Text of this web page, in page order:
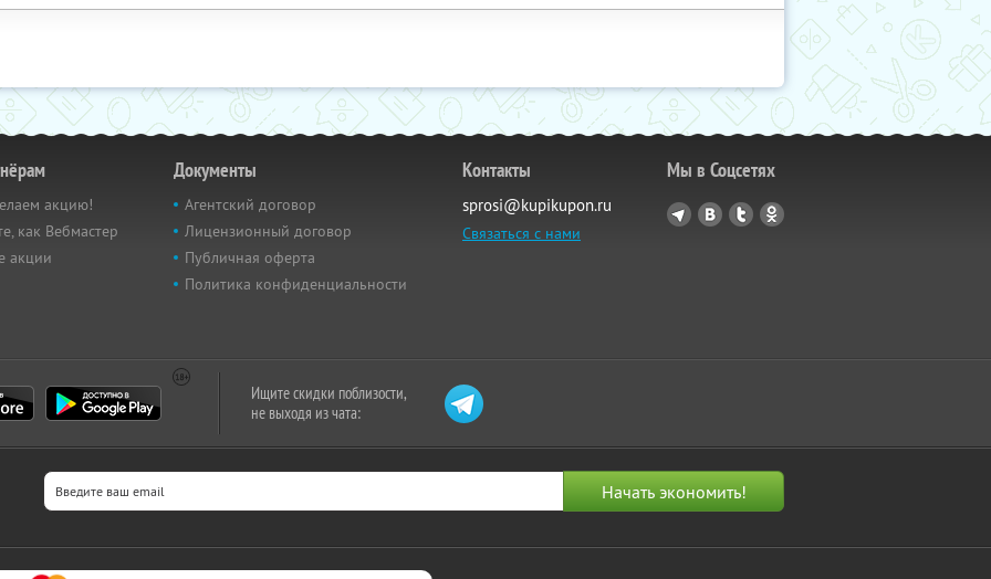
акцию!
как Вебмастер
акции
Документы
Агентский договор
Лицензионный договор
Публичная оферта
Политика конфиденциальности
Контакты
sprosi@kupikupon.ru
Связаться с нами
Мы в Соцсетях
Ищите скидки поблизости,
не выходя из чата: